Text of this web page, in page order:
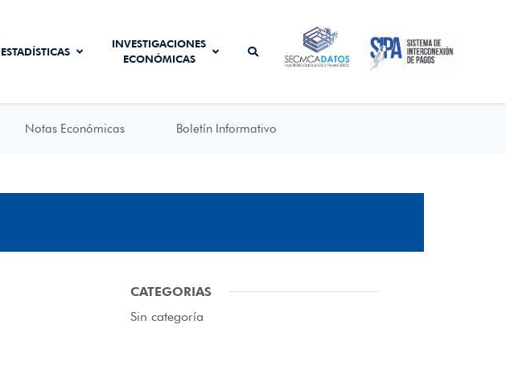
ESTADÍSTICAS
INVESTIGACIONES
ECONÓMICAS
SECMCA
DATOS
SISTEMA DE
INTERCONEXIÓN
DE PAGOS
Notas Económicas Boletín Informativo
CATEGORIAS
Sin categoría